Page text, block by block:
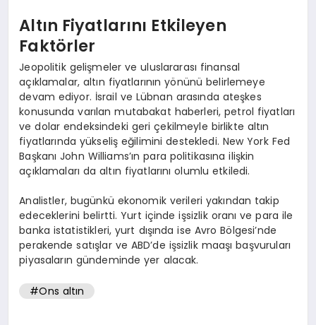
Altın Fiyatlarını Etkileyen
Faktörler
Jeopolitik gelişmeler ve uluslararası finansal
açıklamalar, altın fiyatlarının yönünü belirlemeye
devam ediyor. İsrail ve Lübnan arasında ateşkes
konusunda varılan mutabakat haberleri, petrol fiyatları
ve dolar endeksindeki geri çekilmeyle birlikte altın
fiyatlarında yükseliş eğilimini destekledi. New York Fed
Başkanı John Williams’ın para politikasına ilişkin
açıklamaları da altın fiyatlarını olumlu etkiledi.
Analistler, bugünkü ekonomik verileri yakından takip
edeceklerini belirtti. Yurt içinde işsizlik oranı ve para ile
banka istatistikleri, yurt dışında ise Avro Bölgesi’nde
perakende satışlar ve ABD’de işsizlik maaşı başvuruları
piyasaların gündeminde yer alacak.
#Ons altın